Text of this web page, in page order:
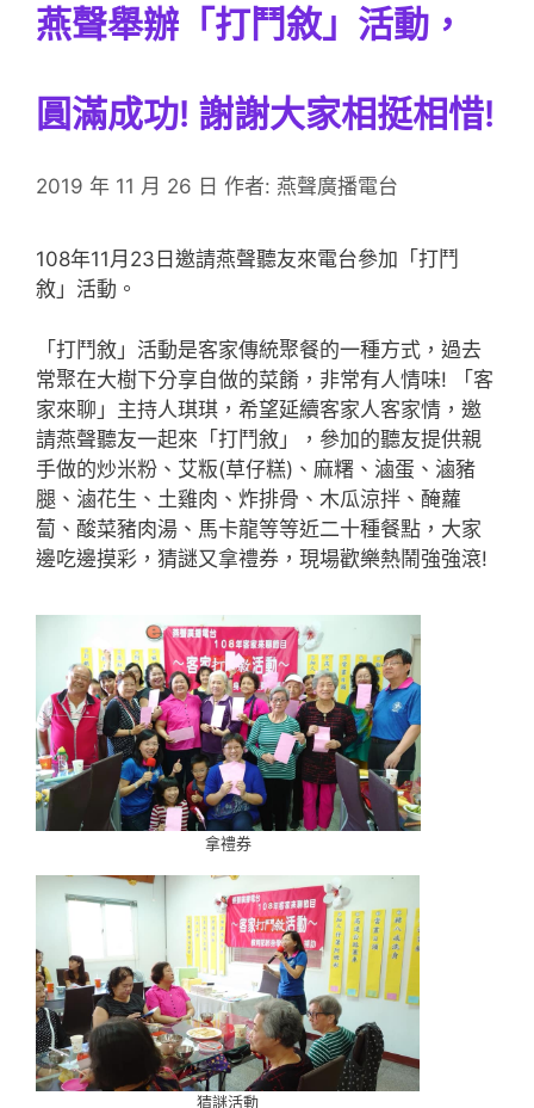
燕聲舉辦「打鬥敘」活動，
圓滿成功! 謝謝大家相挺相惜!
2019 年 11 月 26 日 作者: 燕聲廣播電台
108年11月23日邀請燕聲聽友來電台參加「打鬥
敘」活動。
「打鬥敘」活動是客家傳統聚餐的一種方式，過去
常聚在大樹下分享自做的菜餚，非常有人情味! 「客
家來聊」主持人琪琪，希望延續客家人客家情，邀
請燕聲聽友一起來「打鬥敘」，參加的聽友提供親
手做的炒米粉、艾粄(草仔糕)、麻糬、滷蛋、滷豬
腿、滷花生、土雞肉、炸排骨、木瓜涼拌、醃蘿
蔔、酸菜豬肉湯、馬卡龍等等近二十種餐點，大家
邊吃邊摸彩，猜謎又拿禮券，現場歡樂熱鬧強強滾!
拿禮券
猜謎活動